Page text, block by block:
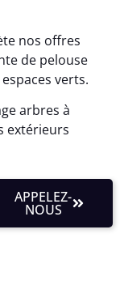
nos offres
de pelouse
verts.
arbres à
extérieurs
APPELEZ-
NOUS